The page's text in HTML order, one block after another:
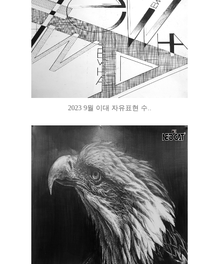
2023 9월 이대 자유표현 수..